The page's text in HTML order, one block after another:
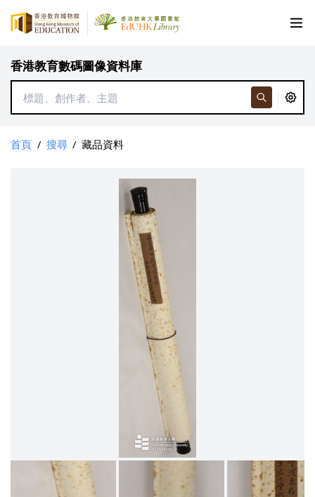
香港教育數碼圖像資料庫
首頁 / 搜尋 / 藏品資料